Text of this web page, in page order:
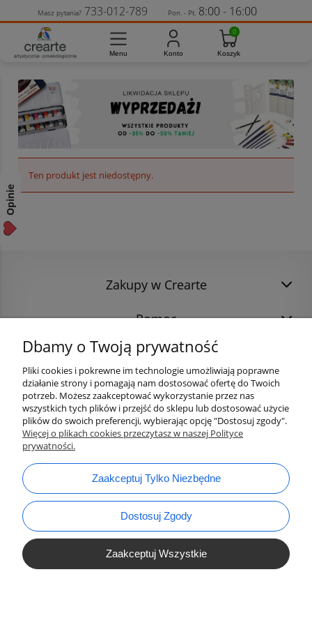
Ten produkt jest niedostępny.
Zakupy w Crearte
Pomoc
bok@ArtykulyDlaPlastykow.pl
tel.:733 012 789
Masz pytania? 733-012-789 Pon. - Pt. 8:00 - 16:00
Dbamy o Twoją prywatność
Pliki cookies i pokrewne im technologie umożliwiają poprawne
działanie strony i pomagają nam dostosować ofertę do Twoich
potrzeb. Możesz zaakceptować wykorzystanie przez nas
wszystkich tych plików i przejść do sklepu lub dostosować użycie
plików do swoich preferencji, wybierając opcję "Dostosuj zgody".
Więcej o plikach cookies przeczytasz w naszej Polityce
prywatności.
Zaakceptuj Tylko Niezbędne
Dostosuj Zgody
Zaakceptuj Wszystkie
Opinie